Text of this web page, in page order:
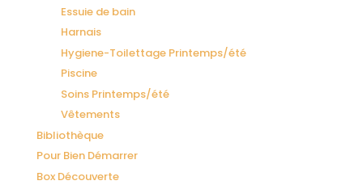
Essuie de bain
Harnais
Hygiene-Toilettage Printemps/été
Piscine
Soins Printemps/été
Vêtements
Bibliothèque
Pour Bien Démarrer
Box Découverte